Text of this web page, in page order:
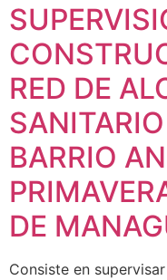
RED DE
BARRIO
DE
Consiste en